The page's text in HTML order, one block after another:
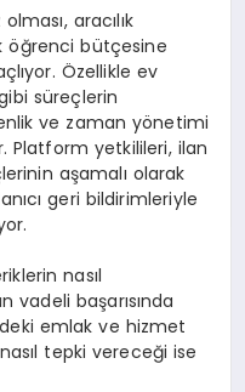
aracılık
öğrenci bütçesine
Özellikle ev
süreçlerin
ve zaman yönetimi
Platform yetkilileri, ilan
aşamalı olarak
geri bildirimleriyle
nasıl
başarısında
emlak ve hizmet
tepki vereceği ise